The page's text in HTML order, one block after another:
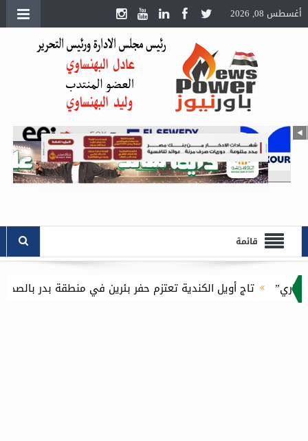
أغسطس 08, 2026
قائمة
الكندية تعتزم حفر بئرين في منطقة بدر بالصحراء الغربية باستثمارات 16.1